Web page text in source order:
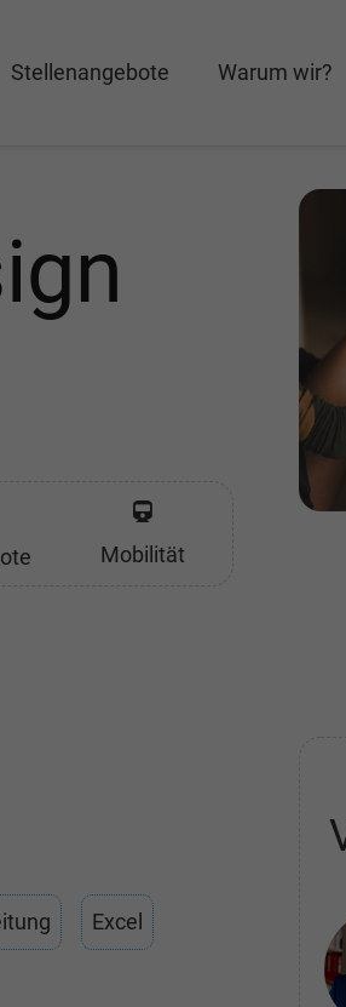
Stellenangebote Warum wir?
Mobilität
Excel